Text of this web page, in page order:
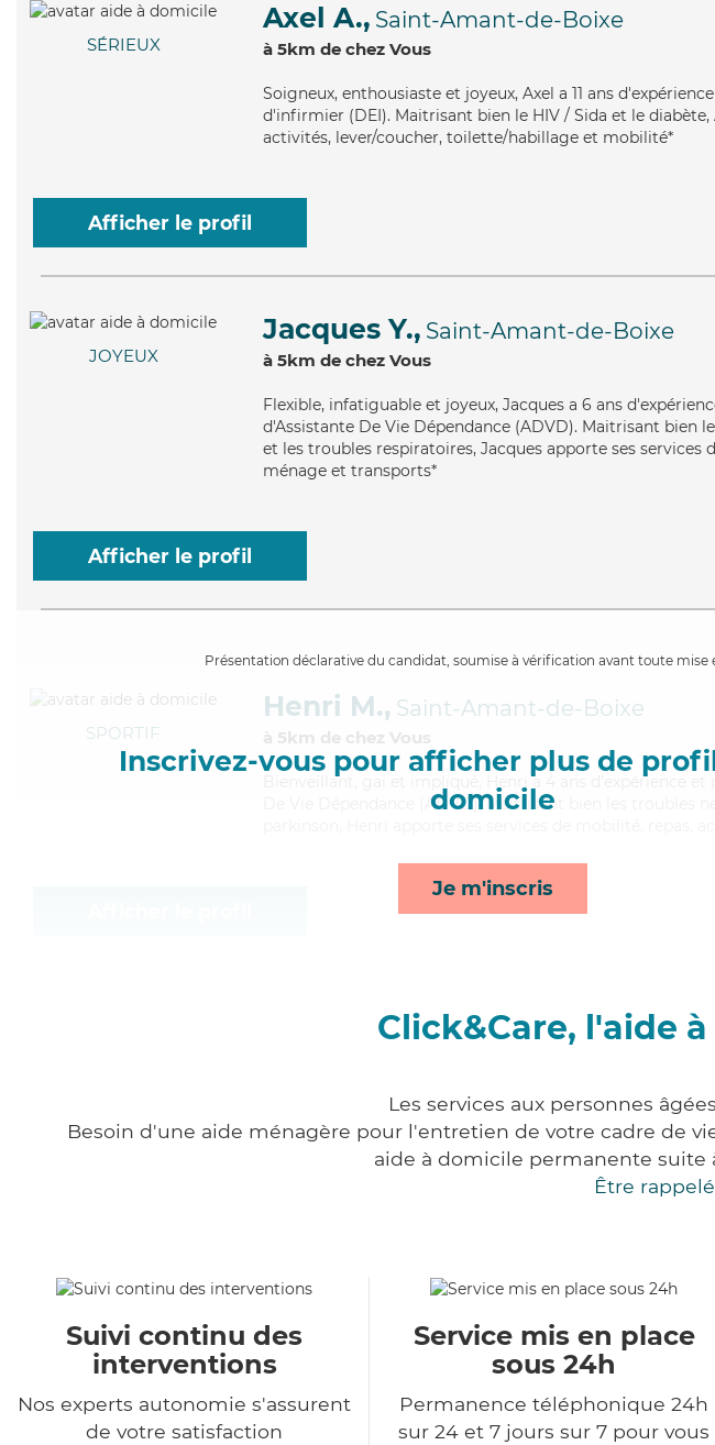
SÉRIEUX
Axel A., Saint-Amant-de-Boixe
à 5km de chez Vous
Soigneux, enthousiaste et joyeux, Axel a 11 ans
d'infirmier (DEI). Maitrisant bien le HIV / Sida et le diabète,
activités, lever/coucher, toilette/habillage et mobilité*
Afficher le profil
JOYEUX
Jacques Y., Saint-Amant-de-Boixe
à 5km de chez Vous
Flexible, infatiguable et joyeux, Jacques a 6 ans
d'Assistante De Vie Dépendance (ADVD). Maitrisant bien
et les troubles respiratoires, Jacques apporte ses services
ménage et transports*
Afficher le profil
Présentation déclarative du candidat, soumise à vérification avant toute mise
Inscrivez-vous pour afficher plus de
domicile
Je m'inscris
SPORTIF
Henri M., Saint-Amant-de-Boixe
à 5km de chez Vous
Bienveillant
, gai et impliqué, Henri a 4 ans d'expérience et
De Vie Dépendance (ADVD). Maitrisant bien les troubles
Click&Care, l'aide
Les services aux personnes
Besoin d'une aide ménagère pour l'entretien de votre cadre de
aide à domicile permanente suite
Être
Suivi continu des
interventions
Nos experts autonomie s'assurent
de votre satisfaction
Service mis en place
sous 24h
Permanence téléphonique 24h
sur 24 et 7 jours sur 7 pour vous